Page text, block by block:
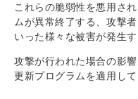
これらの脆弱性を悪用さ
ムが異常終了する、攻撃
いった様々な被害が発生
攻撃が行われた場合の影
更新プログラムを適用して